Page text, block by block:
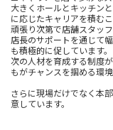
大きくホールとキッチン
に応じたキャリアを積むこ
頑張り次第で店舗スタッ
店長のサポートを通じて
も積極的に促しています。
次の人材を育成する制度
もがチャンスを掴める環境
さらに現場だけでなく本
意しています。